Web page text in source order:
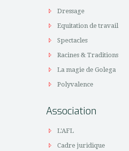
Dressage
Equitation de travail
Spectacles
Racines & Traditions
La magie de Golega
Polyvalence
Association
L'AFL
Cadre juridique